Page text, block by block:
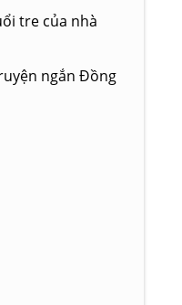
tre của nhà
ngắn Đồng